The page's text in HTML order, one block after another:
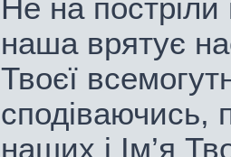
Не на
наша врятує
Твоєї
сподіваючись,
наших і Ім’я